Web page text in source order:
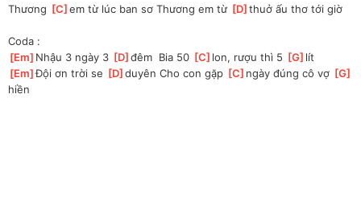
Thương [C ]
em từ lúc ban sơ Thương em từ [D ]thuở ấu thơ tới giờ
Coda :
[Em ]Nhậu 3 ngày 3 [D ]
đêm  Bia 50 [C ]lon, rượu thì 5 [G ]lít
[Em ]
Đội ơn trời se [D ]
duyên Cho con gặp [C ]ngày đúng cô vợ [G
hiền